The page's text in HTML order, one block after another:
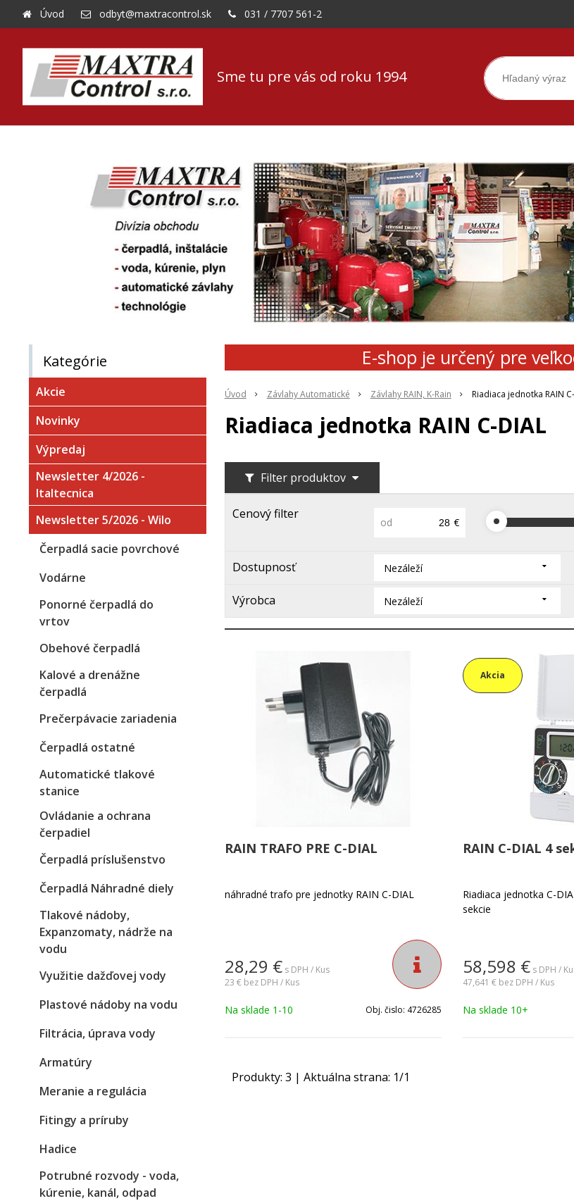
Sme tu pre vás od roku 1994
Úvod odbyt@maxtracontrol.sk 031 / 7707 561-2
E-shop je určený pre
Úvod Závlahy Automatické Závlahy RAIN, K-Rain Riadiaca jednotka RAIN
Riadiaca jednotka RAIN C-DIAL
Filter produktov
Cenový filter
od €
Dostupnosť Nezáleží
Výrobca Nezáleží
RAIN TRAFO PRE C-DIAL
náhradné trafo pre jednotky RAIN C-DIAL
28,29 € s DPH / Kus
23 € bez DPH / Kus
Na sklade 1-10 Obj. čislo: 4726285
Akcia
RAIN C-DIAL 4
Riadiaca jednotka C-
sekcie
58,598 € s DPH /
47,641 € bez DPH / Kus
Na sklade 10+
Produkty: 3 | Aktuálna strana: 1/1
Kategórie
Akcie
Novinky
Výpredaj
Newsletter 4/2026 -
Italtecnica
Newsletter 5/2026 - Wilo
Čerpadlá sacie povrchové
Vodárne
Ponorné čerpadlá do
vrtov
Obehové čerpadlá
Kalové a drenážne
čerpadlá
Prečerpávacie zariadenia
Čerpadlá ostatné
Automatické tlakové
stanice
Ovládanie a ochrana
čerpadiel
Čerpadlá príslušenstvo
Čerpadlá Náhradné diely
Tlakové nádoby,
Expanzomaty, nádrže na
vodu
Využitie dažďovej vody
Plastové nádoby na vodu
Filtrácia, úprava vody
Armatúry
Meranie a regulácia
Fitingy a príruby
Hadice
Potrubné rozvody - voda,
kúrenie, kanál, odpad